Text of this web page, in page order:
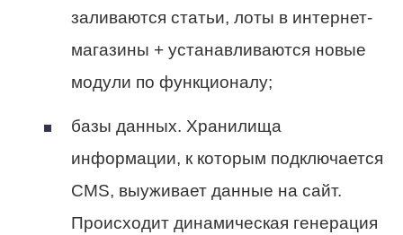
заливаются статьи, лоты в интернет-
магазины + устанавливаются новые
модули по функционалу;
базы данных. Хранилища
информации, к которым подключается
CMS, выуживает данные на сайт.
Происходит динамическая генерация